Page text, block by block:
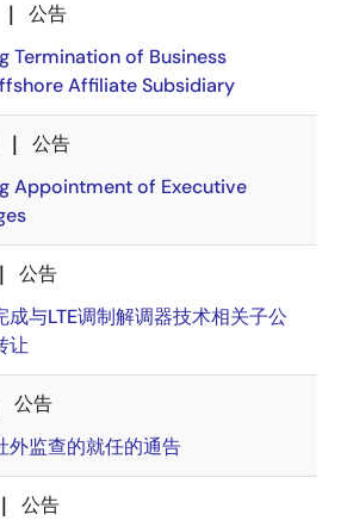
公告
Termination of Business
Affiliate Subsidiary
公告
Appointment of Executive
公告
与LTE调制解调器技术相关子公
让
公告
外监查的就任的通告
公告